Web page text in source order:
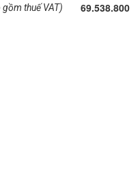
thuế VAT) 69.538.800